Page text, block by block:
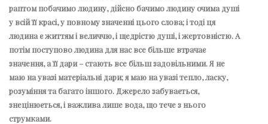
раптом побачимо людину, дійсно бачимо людину очима душі
у всій її красі, у повному значенні цього слова; і тоді ця
людина є життям і величчю, і щедрістю душі, і жертовністю. А
потім поступово людина для нас все більше втрачає
значення, а її дари – стають все більш задовільними. Я не
маю на увазі матеріальні дари; я маю на увазі тепло, ласку,
розуміння та багато іншого. Джерело забувається,
знецінюється, і важлива лише вода, що тече з нього
струмками.